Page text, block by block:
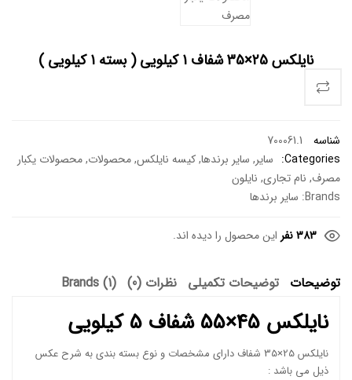
نایلکس 25×35 شفاف 1 کیلویی ( بسته 1 کیلویی )
شناسه
700061.1
Categories:
سایر, سایر برندها,کیسه نایلکس,محصولات,محصولات یکبار
مصرف, نام تجاری, نایلون
Brands: سایر برندها
383 نفر این محصول را دیده اند.
توضیحات توضیحات تکمیلی نظرات (0) Brands (1)
نایلکس 45×55 شفاف 5 کیلویی
نایلکس 25×35 شفاف دارای مشخصات و نوع بسته بندی به شرح عکس
ذیل می باشد :